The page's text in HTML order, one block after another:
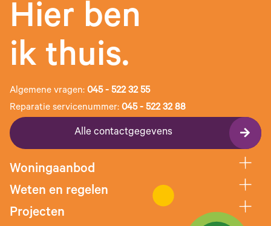
Hier ben
ik thuis.
Algemene vragen: 045 - 522 32 55
Reparatie servicenummer: 045 - 522 32 88
Alle contactgegevens
Woningaanbod
Weten en regelen
Projecten